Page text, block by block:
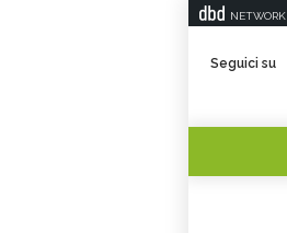
NETWORK
Seguici su